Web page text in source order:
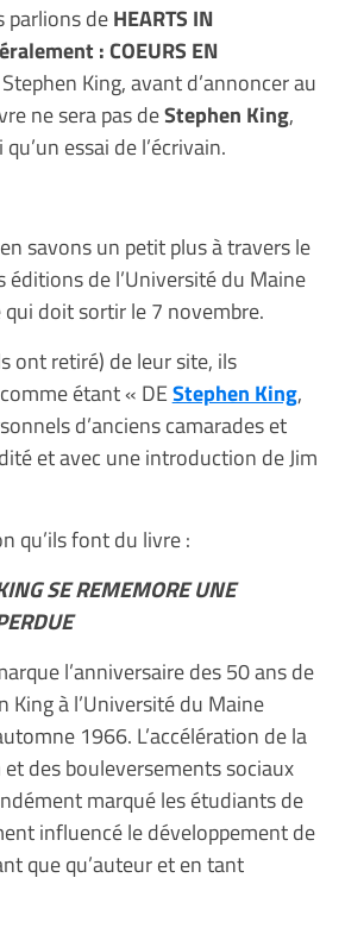
parlions deHEARTS IN
: COEURS EN
King, avant d’annoncer au
ne sera pas deStephen King,
essai de l’écrivain.
savons un petit plus à travers le
éditions de l’Université du Maine
doit sortir le 7 novembre.
ont retiré) de leur site, ils
étant « DEStephen King,
d’anciens camarades et
et avec une introduction de Jim
qu’ils font du livre :
SE REMEMORE UNE
l’anniversaire des 50 ans de
King à l’Université du Maine
1966. L’accélération de la
des bouleversements sociaux
marqué les étudiants de
influencé le développement de
que qu’auteur et en tant